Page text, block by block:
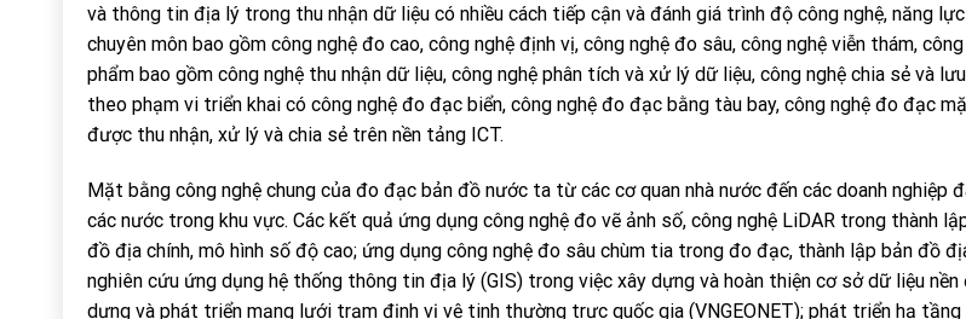
và thông tin địa lý trong thu nhận dữ liệu có nhiều cách tiếp cận và đánh giá trình độ công nghệ, năng
chuyên môn bao gồm công nghệ đo cao, công nghệ định vị, công nghệ đo sâu, công nghệ viễn thám,
phẩm bao gồm công nghệ thu nhận dữ liệu, công nghệ phân tích và xử lý dữ liệu, công nghệ chia sẻ và
theo phạm vi triển khai có công nghệ đo đạc biển, công nghệ đo đạc bằng tàu bay, công nghệ đo đạc
được thu nhận, xử lý và chia sẻ trên nền tảng ICT.
Mặt bằng công nghệ chung của đo đạc bản đồ nước ta từ các cơ quan nhà nước đến các doanh nghiệp
các nước trong khu vực. Các kết quả ứng dụng công nghệ đo vẽ ảnh số, công nghệ LiDAR trong thành
đồ địa chính, mô hình số độ cao; ứng dụng công nghệ đo sâu chùm tia trong đo đạc, thành lập bản đồ
nghiên cứu ứng dụng hệ thống thông tin địa lý (GIS) trong việc xây dựng và hoàn thiện cơ sở dữ liệu nền
dựng và phát triển mạng lưới trạm định vị vệ tinh thường trực quốc gia (VNGEONET); phát triển hạ tầng